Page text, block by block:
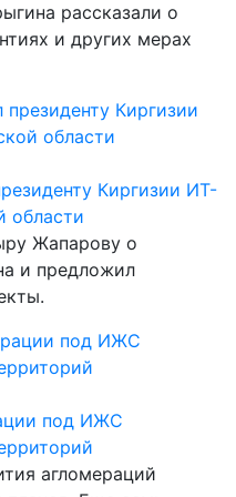
рассказали о
и других мерах
Киргизии ИТ-
области
Жапарову о
и предложил
под ИЖС
агломераций